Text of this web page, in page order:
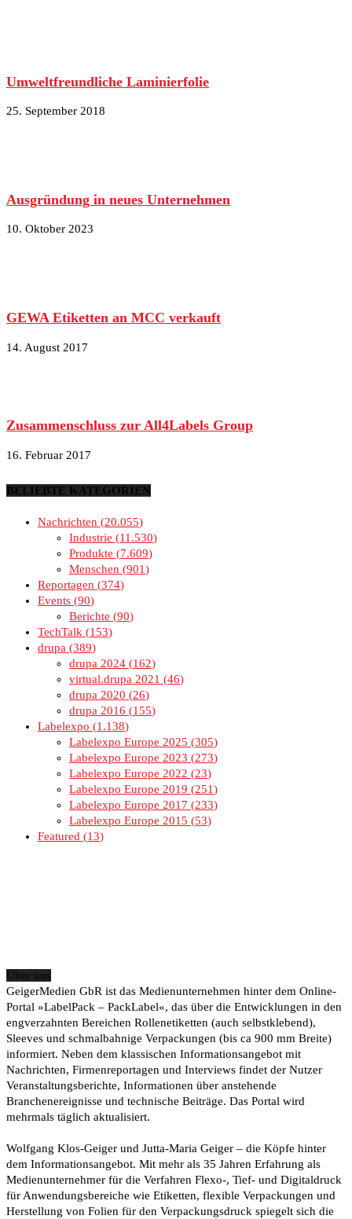
Umweltfreundliche Laminierfolie
25. September 2018
Ausgründung in neues Unternehmen
10. Oktober 2023
GEWA Etiketten an MCC verkauft
14. August 2017
Zusammenschluss zur All4Labels Group
16. Februar 2017
BELIEBTE KATEGORIEN
Nachrichten
20.055
Industrie
11.530
Produkte
7.609
Menschen
901
Reportagen
374
Events 90
Berichte
90
TechTalk
153
drupa
389
drupa 2024
162
virtual.drupa 2021
46
drupa 2020
26
drupa 2016
155
Labelexpo
1.138
Labelexpo Europe 2025
305
Labelexpo Europe 2023
273
Labelexpo Europe 2022
23
Labelexpo Europe 2019
251
Labelexpo Europe 2017
233
Labelexpo Europe 2015
53
Featured
13
Über uns
GeigerMedien GbR ist das Medienunternehmen hinter dem Online-
Portal »LabelPack – PackLabel«, das über die Entwicklungen in den
engverzahnten Bereichen Rollenetiketten (auch selbstklebend),
Sleeves und schmalbahnige Verpackungen (bis ca 900 mm Breite)
informiert. Neben dem klassischen Informationsangebot mit
Nachrichten, Firmenreportagen und Interviews findet der Nutzer
Veranstaltungsberichte, Informationen über anstehende
Branchenereignisse und technische Beiträge. Das Portal wird
mehrmals täglich aktualisiert.
Wolfgang Klos-Geiger und Jutta-Maria Geiger – die Köpfe hinter
dem Informationsangebot. Mit mehr als 35 Jahren Erfahrung als
Medienunternehmer für die Verfahren Flexo-, Tief- und Digitaldruck
für Anwendungsbereiche wie Etiketten, flexible Verpackungen und
Herstellung von Folien für den Verpackungsdruck spiegelt sich die